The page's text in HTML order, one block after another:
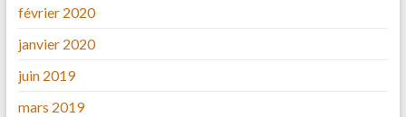
février 2020
janvier 2020
juin 2019
mars 2019